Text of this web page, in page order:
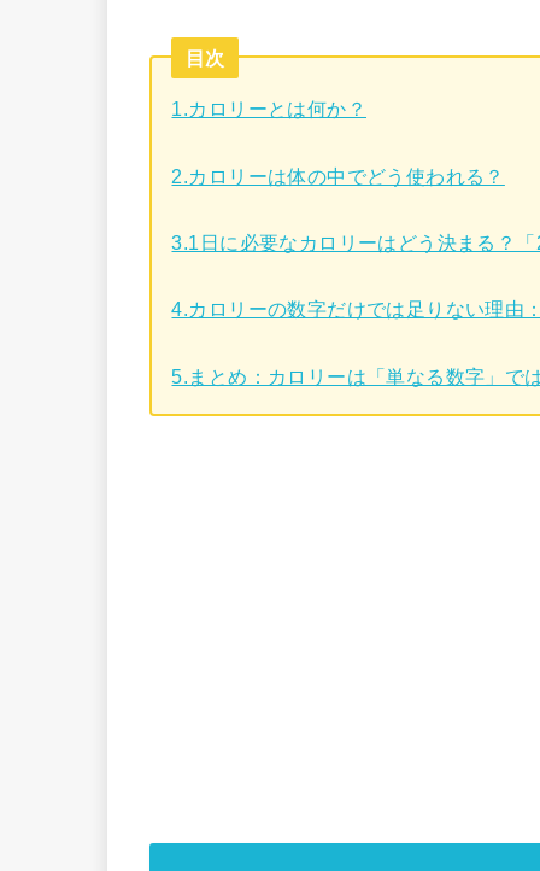
目次
1.カロリーとは何か？
2.カロリーは体の中でどう使われる？
3.1日に必要なカロリーはどう決まる？
4.カロリーの数字だけでは足りない理由
5.まとめ：カロリーは「単なる数字」で